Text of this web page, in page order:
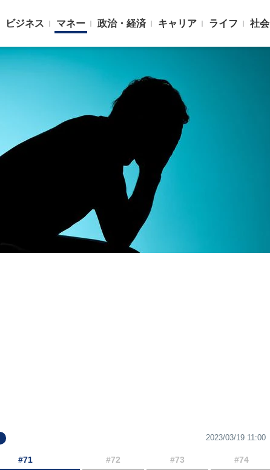
ビジネス マネー 政治・経済 キャリア ライフ 社会
2023/03/19 11:00
#71 #72 #73 #74